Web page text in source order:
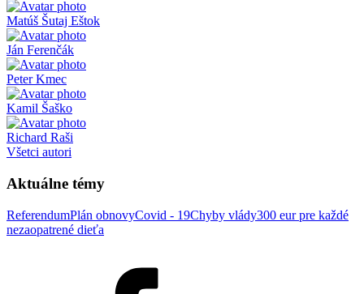
Matúš Šutaj Eštok
Ján Ferenčák
Peter Kmec
Kamil Šaško
Richard Raši
Všetci autori
Aktuálne témy
ReferendumPlán obnovyCovid - 19Chyby vlády300 eur pre každé
nezaopatrené dieťa